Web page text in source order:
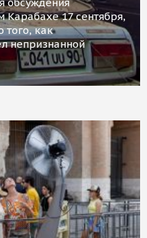
Карабахе 17 сентября,
того, как
непризнанной